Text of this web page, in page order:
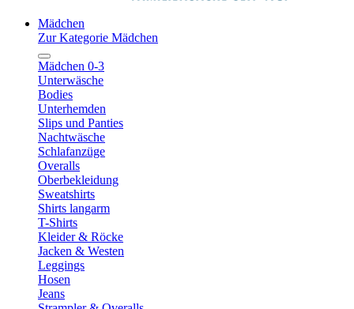
Mädchen
Zur Kategorie Mädchen
Mädchen 0-3
Unterwäsche
Bodies
Unterhemden
Slips und Panties
Nachtwäsche
Schlafanzüge
Overalls
Oberbekleidung
Sweatshirts
Shirts langarm
T-Shirts
Kleider & Röcke
Jacken & Westen
Leggings
Hosen
Jeans